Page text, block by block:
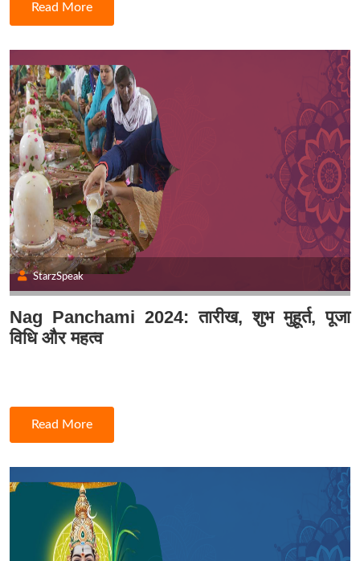
Read More
StarzSpeak
Nag Panchami 2024: तारीख, शुभ मुहूर्त, पूजा
विधि और महत्व
Read More